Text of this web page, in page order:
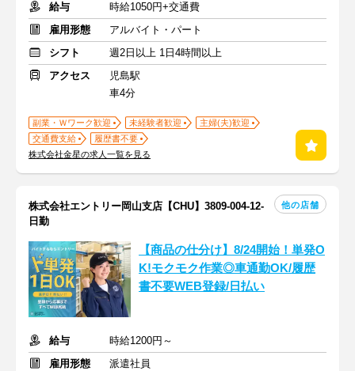
給与
時給1050円+交通費
雇用形態
アルバイト・パート
シフト
週2日以上 1日4時間以上
アクセス
児島駅
車4分
副業・Ｗワーク歓迎 未経験者歓迎
主婦(夫)歓迎
交通費支給
履歴書不要
株式会社金星の求人一覧を見る
株式会社エントリー岡山支店【CHU】3809-004-12-
日勤
他の店舗
【商品の仕分け】8/24開始！単発O
K!モクモク作業◎車通勤OK/履歴
書不要WEB登録/日払い
給与
時給1200円～
雇用形態
派遣社員